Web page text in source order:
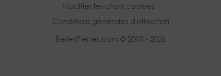
Modifier les choix cookies -
Conditions générales d'utilisation
BellesPierres.com © 2003 - 2026